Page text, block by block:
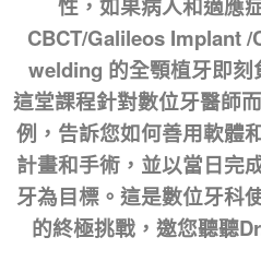
CBCT/Galileos Implant /
welding 的全顎植牙即刻
這堂課程針對數位牙醫師
例，告訴您如何善用軟體
計畫和手術，並以當日完
牙為目標。這是數位牙科
的終極挑戰，邀您聽聽